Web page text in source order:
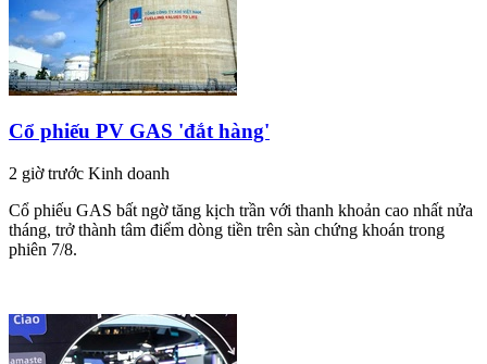
Cổ phiếu PV GAS 'đắt hàng'
2 giờ trước Kinh doanh
Cổ phiếu GAS bất ngờ tăng kịch trần với thanh khoản cao nhất nửa
tháng, trở thành tâm điểm dòng tiền trên sàn chứng khoán trong
phiên 7/8.